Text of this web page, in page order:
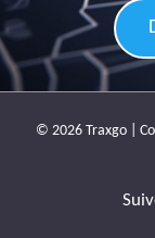
© 2026 Traxgo |